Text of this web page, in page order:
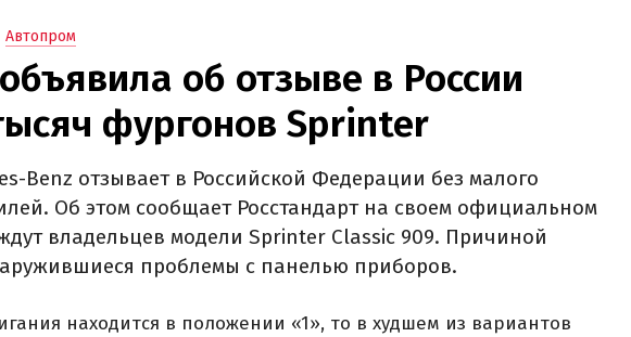
Автопром
об отзыве в России
фургонов Sprinter‍
Benz отзывает в Российской Федерации без малого
Об этом сообщает Росстандарт на своем официальном
владельцев модели Sprinter Classic 909. Причиной
проблемы с панелью приборов.
находится в положении «1», то в худшем из вариантов